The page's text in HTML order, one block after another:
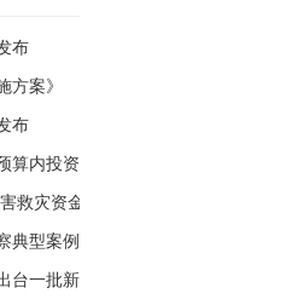
布
方案》
布
算内投资支持广西壮族自治区地震
救灾资金
典型案例公布
台一批新举措